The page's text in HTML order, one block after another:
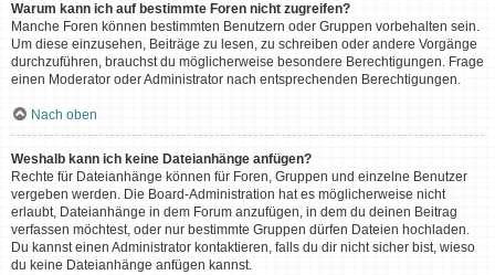
Warum kann ich auf bestimmte Foren nicht zugreifen?
Manche Foren können bestimmten Benutzern oder Gruppen vorbehalten sein.
Um diese einzusehen, Beiträge zu lesen, zu schreiben oder andere Vorgänge
durchzuführen, brauchst du möglicherweise besondere Berechtigungen. Frage
einen Moderator oder Administrator nach entsprechenden Berechtigungen.
Nach oben
Weshalb kann ich keine Dateianhänge anfügen?
Rechte für Dateianhänge können für Foren, Gruppen und einzelne Benutzer
vergeben werden. Die Board-Administration hat es möglicherweise nicht
erlaubt, Dateianhänge in dem Forum anzufügen, in dem du deinen Beitrag
verfassen möchtest, oder nur bestimmte Gruppen dürfen Dateien hochladen.
Du kannst einen Administrator kontaktieren, falls du dir nicht sicher bist, wieso
du keine Dateianhänge anfügen kannst.